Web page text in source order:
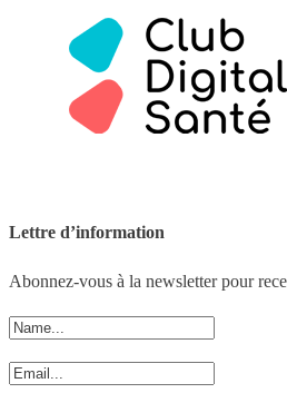
Lettre d’information
Abonnez-vous à la newsletter pour